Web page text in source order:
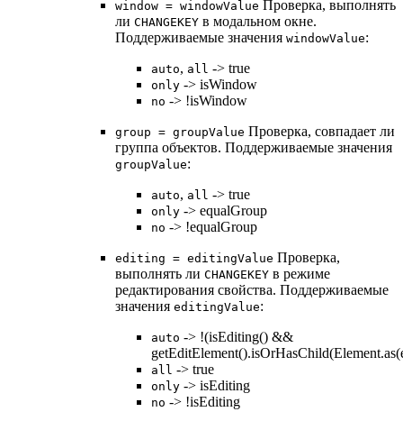
window = windowValue Проверка, выполнять
ли CHANGEKEY в модальном окне.
Поддерживаемые значения windowValue:
auto, all -> true
only -> isWindow
no -> !isWindow
group = groupValue Проверка, совпадает ли
группа объектов. Поддерживаемые значения
groupValue:
auto, all -> true
only -> equalGroup
no -> !equalGroup
editing = editingValue Проверка,
выполнять ли CHANGEKEY в режиме
редактирования свойства. Поддерживаемые
значения editingValue:
auto -> !(isEditing() &&
all -> true
only -> isEditing
no -> !isEditing